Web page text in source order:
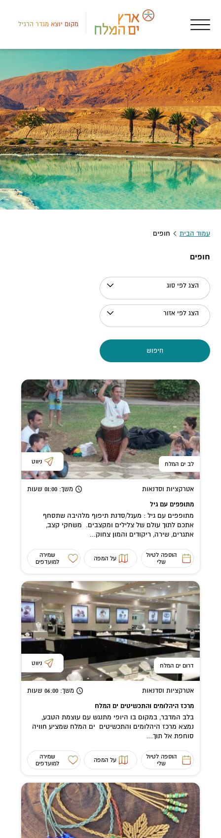
מקום יוצא מגדר הרגיל
עמוד הבית חופים
חופים
הצג לפי סוג
הצג לפי אזור
חיפוש
לב ים המלח ניווט
אטרקציות וסדנאות משך: 01:00 שעות
מתופפים עם גיל
מתופפים עם גיל : מעגל/סדנת תיפוף מלהיבה שתסחף
אתכם לתוך עולם של צלילים ומקצבים. משחקי קצב,
אתגרים, שירה, ריקודים והמון צחוק...
הוספה לטיול
שלי
על המפה
שמירה
למועדפים
דרום ים המלח ניווט
אטרקציות וסדנאות משך: 06:00 שעות
מרכז היהלומים והתכשיטים ים המלח
בלב המדבר, במקום בו היופי מתנגש עם עוצמת הטבע,
נמצא מרכז היהלומים והתכשיטים ים המלח שמציע חוויה
סוחפת אל תוך...
הוספה לטיול
שלי
על המפה
שמירה
למועדפים